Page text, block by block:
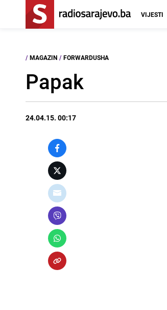
VIJESTI
/ MAGAZIN / FORWARDUSHA
Papak
24.04.15. 00:17